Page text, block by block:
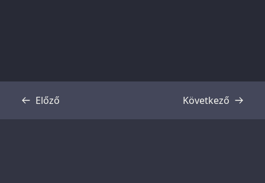
Előző
Átirat Következő
Átirat